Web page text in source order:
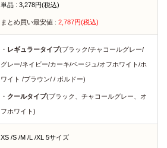
単品 : 3,278円(税込)
まとめ買い最安値 : 2,787円(税込)
・ レギュラータイプ(ブラック/チャコールグレー/
グレー/ネイビー/カーキ/ベージュ/オフホワイト/ホ
ワイト /ブラウン/ / ボルドー)
・ クールタイプ(ブラック、チャコールグレー、オ
フホワイト)
XS /S /M /L /XL 5サイズ